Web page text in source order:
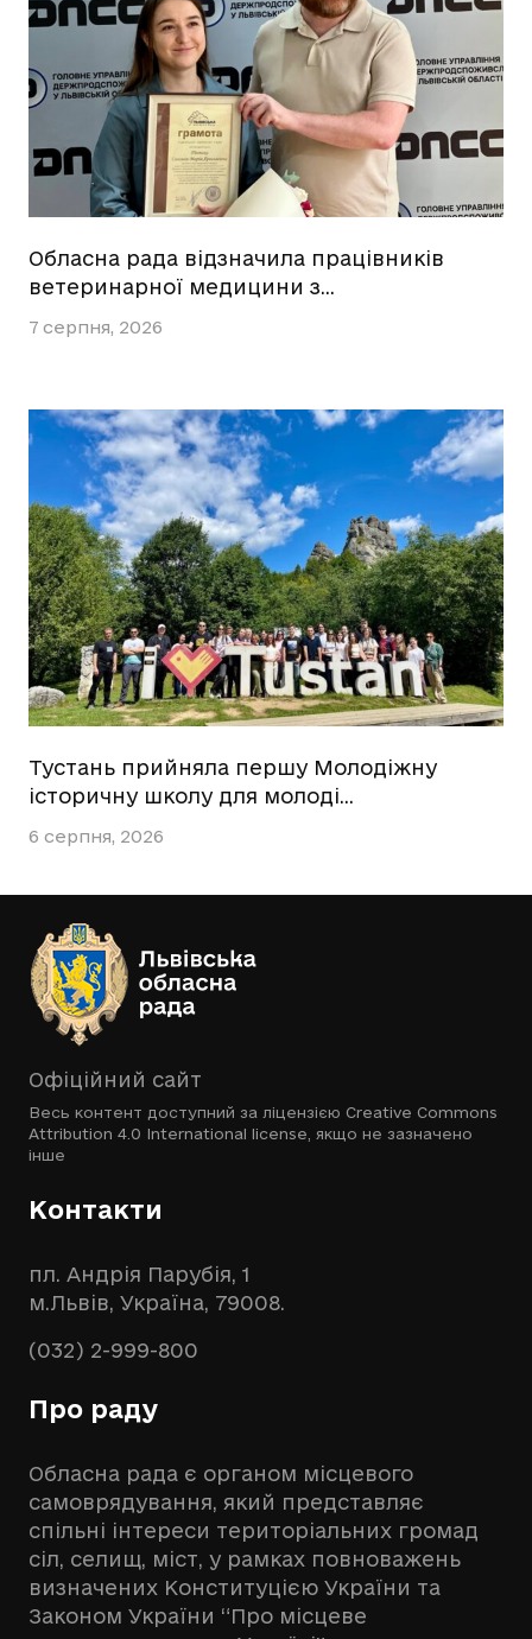
Обласна рада відзначила працівників
ветеринарної медицини з…
7 серпня, 2026
Тустань прийняла першу Молодіжну
історичну школу для молоді…
6 серпня, 2026
Офіційний сайт
Весь контент доступний за ліцензією Creative Commons
Attribution 4.0 International license , якщо не зазначено
інше
Контакти
пл. Андрія Парубія, 1
м.Львів, Україна, 79008.
(032) 2-999-800
Про раду
Обласна рада є органом місцевого
самоврядування, який представляє
спільні інтереси територіальних громад
сіл, селищ, міст, у рамках повноважень
визначених Конституцією України та
Законом України “Про місцеве